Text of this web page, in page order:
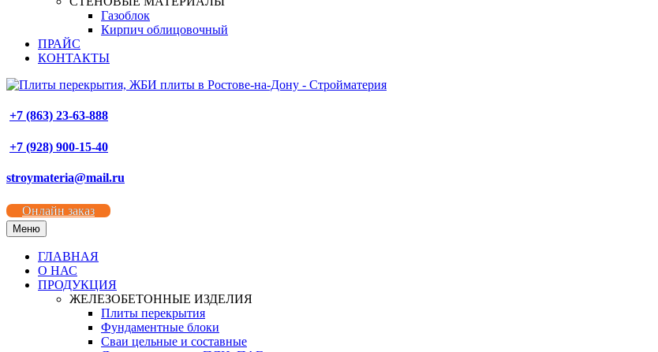
Газоблок
Кирпич облицовочный
ПРАЙС
КОНТАКТЫ
+7 (863) 23-63-888
+7 (928) 900-15-40
stroymateria@mail.ru
Онлайн заказ
Меню
ГЛАВНАЯ
О НАС
ПРОДУКЦИЯ
ЖЕЛЕЗОБЕТОННЫЕ ИЗДЕЛИЯ
Плиты перекрытия
Фундаментные блоки
Сваи цельные и составные